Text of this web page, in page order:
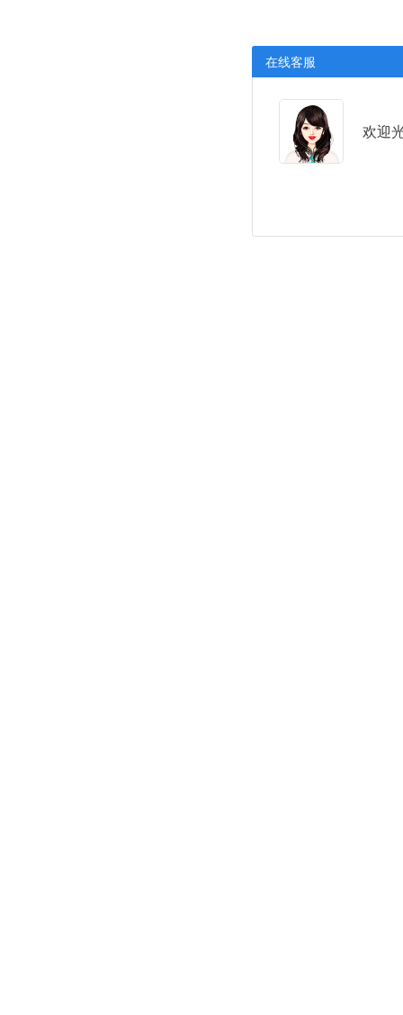
在线客服
欢迎